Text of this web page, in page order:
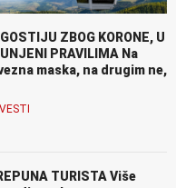
ZBOG KORONE, U
PRAVILIMA Na
maska, na drugim ne,
VESTI
TURISTA Više